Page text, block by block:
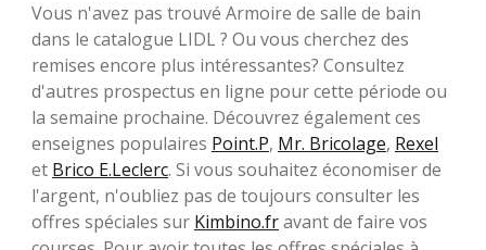
Vous n'avez pas trouvé Armoire de salle de bain
dans le catalogue LIDL ? Ou vous cherchez des
remises encore plus intéressantes? Consultez
d'autres prospectus en ligne pour cette période ou
la semaine prochaine. Découvrez également ces
enseignes populaires Point.P, Mr. Bricolage, Rexel
et Brico E.Leclerc. Si vous souhaitez économiser de
l'argent, n'oubliez pas de toujours consulter les
offres spéciales sur Kimbino.fravant de faire vos